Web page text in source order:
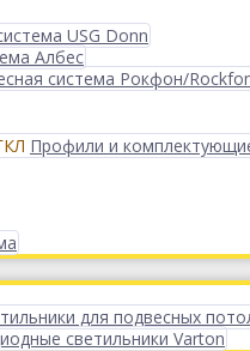
USG Donn
Албес
система Рокфон/
Профили и
для подвесных
светильники Varton